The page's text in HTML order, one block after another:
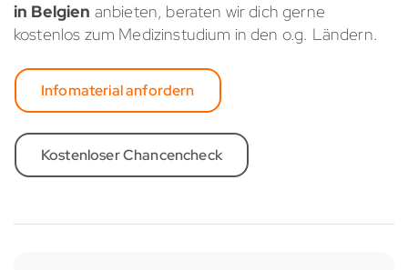
in Belgien anbieten, beraten wir dich gerne
kostenlos zum Medizinstudium in den o.g. Ländern.
Infomaterial anfordern
Kostenloser Chancencheck